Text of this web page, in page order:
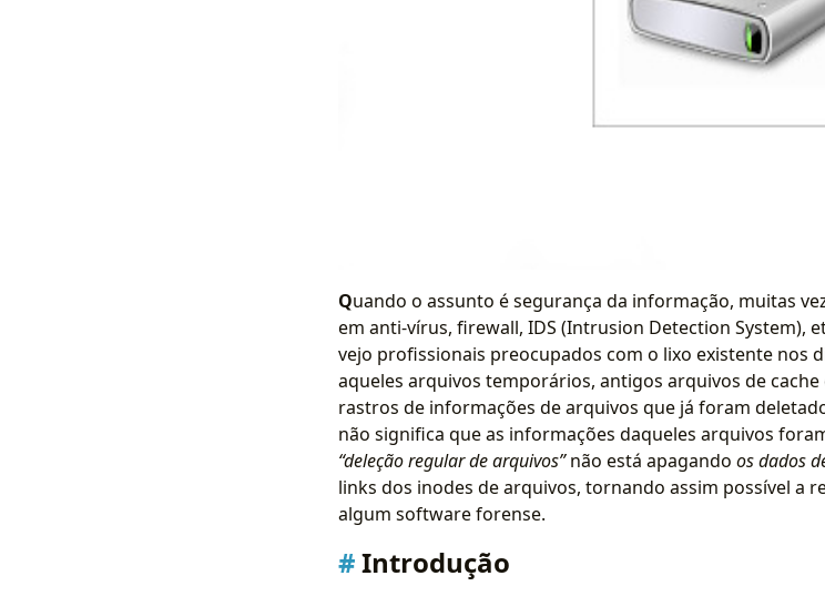
Quando o assunto é segurança da informação, muitas
em anti-vírus, firewall, IDS (Intrusion Detection System),
vejo profissionais preocupados com o lixo existente nos
aqueles arquivos temporários, antigos arquivos de
rastros de informações de arquivos que já foram
não significa que as informações daqueles arquivos
“deleção regular de arquivos”não está apagando os dados
links dos inodes de arquivos, tornando assim possível a
algum software forense.
Introdução